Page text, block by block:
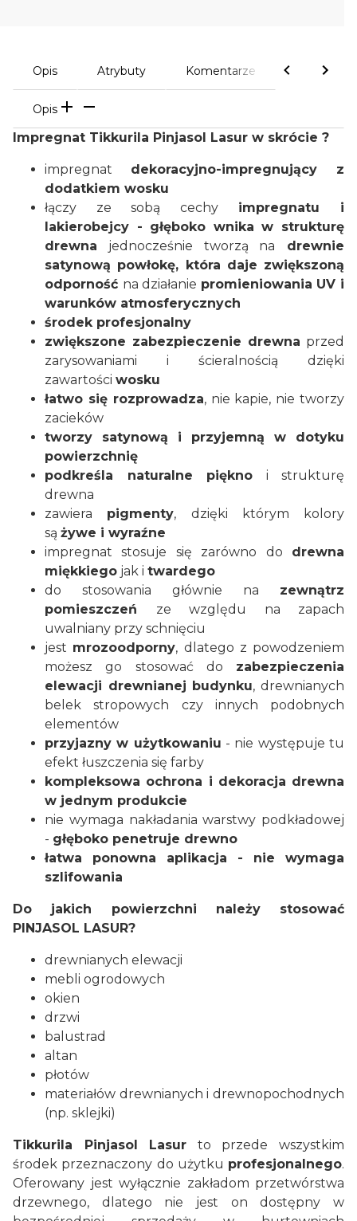
Opis Atrybuty Komentarze
Opis
Impregnat Tikkurila Pinjasol Lasur w skrócie ?
impregnat dekoracyjno-impregnujący z
dodatkiem wosku
łączy ze sobą cechyimpregnatu i
lakierobejcy - głęboko wnika w strukturę
drewna jednocześnie tworzą na drewnie
satynową powłokę, która daje zwiększoną
odporność na działanie promieniowania UV i
warunków atmosferycznych
środek profesjonalny
zwiększone zabezpieczenie drewna przed
zarysowaniami i ścieralnością dzięki
zawartości wosku
łatwo się rozprowadza, nie kapie, nie tworzy
zacieków
tworzy satynową i przyjemną w dotyku
powierzchnię
podkreśla naturalne piękno i strukturę
drewna
zawiera pigmenty, dzięki którym kolory
są żywe i wyraźne
impregnat stosuje się zarówno do drewna
miękkiego jak i twardego
do stosowania głównie na zewnątrz
pomieszczeń ze względu na zapach
uwalniany przy schnięciu
jest mrozoodporny, dlatego z powodzeniem
możesz go stosować do zabezpieczenia
elewacji drewnianej budynku, drewnianych
belek stropowych czy innych podobnych
elementów
przyjazny w użytkowaniu - nie występuje tu
efekt łuszczenia się farby
kompleksowa ochrona i dekoracja drewna
w jednym produkcie
nie wymaga nakładania warstwy podkładowej
- głęboko penetruje drewno
łatwa ponowna aplikacja - nie wymaga
szlifowania
Do jakich powierzchni należy stosować
PINJASOL LASUR?
drewnianych elewacji
mebli ogrodowych
okien
drzwi
balustrad
altan
płotów
materiałów drewnianych i drewnopochodnych
(np. sklejki)
Tikkurila Pinjasol Lasur to przede wszystkim
środek przeznaczony do użytku profesjonalnego.
Oferowany jest wyłącznie zakładom przetwórstwa
drzewnego, dlatego nie jest on dostępny w